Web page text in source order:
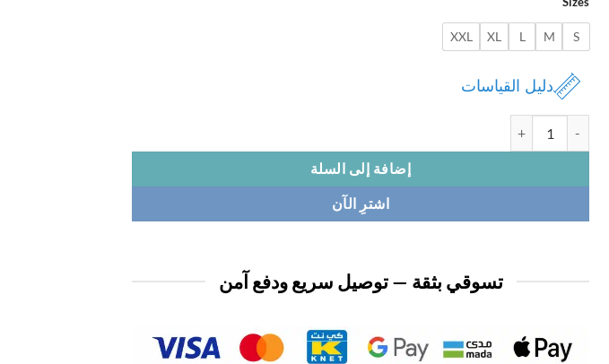
S
M
L
XL
XXL
دليل القياسات
إضافة إلى السلة
اشترِ الآن
تسوقي بثقة — توصيل سريع ودفع آمن